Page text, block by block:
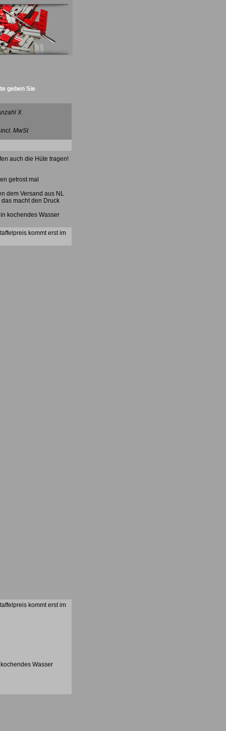
geben Sie
X
MwSt
auch die Hüte tragen!
getrost mal
dem Versand aus NL
macht den Druck
kochendes Wasser
kommt erst im
kommt erst im
Wasser